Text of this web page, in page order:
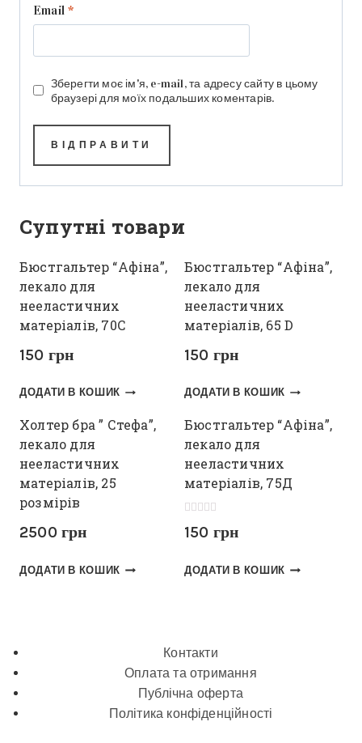
Email*
Зберегти моє ім'я, e-mail, та адресу сайту в цьому
браузері для моїх подальших коментарів.
Супутні товари
Бюстгальтер “Афіна”,
лекало для
нееластичних
матеріалів, 70С
150 грн
ДОДАТИ В КОШИК
Бюстгальтер “Афіна”,
лекало для
нееластичних
матеріалів, 65 D
150 грн
ДОДАТИ В КОШИК
Холтер бра ” Стефа”,
лекало для
нееластичних
матеріалів, 25
розмірів
2500 грн
ДОДАТИ В КОШИК
Бюстгальтер “Афіна”,
лекало для
нееластичних
матеріалів, 75Д
5.00
150 грн
ДОДАТИ В КОШИК
Контакти
Оплата та отримання
Публічна оферта
Політика конфіденційності